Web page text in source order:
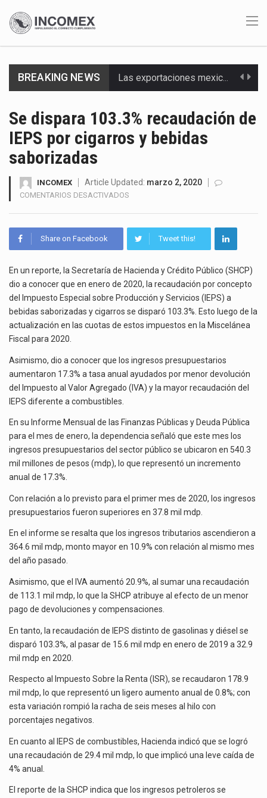
BREAKING NEWS Las exportaciones mexicanas de vehículos ligeros disminuyeron 9.67 % en julio a tasa anual, alcanzando…
Ante la suspensión temporal de las inspecciones sanitarias del Departamento de Agricultura de Estados Unidos…
Los créditos fiscales determinados a empresas IMMEX rara vez nacen de una interpretación equivocada de…
La inversión fija bruta en México registró un aumento de 1.1% interanual en mayo de…
El gobierno de Estados Unidos anunciará un arancel del 15 % sobre los productos fabricados…
El Departamento de Agricultura de Estados Unidos (USDA) suspendió el 5 de agosto de 2026…
Se dispara 103.3% recaudación de
IEPS por cigarros y bebidas
saborizadas
INCOMEX Article Updated: marzo 2, 2020
COMENTARIOS DESACTIVADOS
103.3%
RECAUDACIÓN
IEPS
POR
CIGARROS
BEBIDAS
SABORIZADAS
Share on Facebook Tweet this!
En un reporte, la Secretaría de Hacienda y Crédito Público (SHCP)
dio a conocer que en enero de 2020, la recaudación por concepto
del Impuesto Especial sobre Producción y Servicios (IEPS) a
bebidas saborizadas y cigarros se disparó 103.3%. Esto luego de la
actualización en las cuotas de estos impuestos en la Miscelánea
Fiscal para 2020.
Asimismo, dio a conocer que los ingresos presupuestarios
aumentaron 17.3% a tasa anual ayudados por menor devolución
del Impuesto al Valor Agregado (IVA) y la mayor recaudación del
IEPS diferente a combustibles.
En su Informe Mensual de las Finanzas Públicas y Deuda Pública
para el mes de enero, la dependencia señaló que este mes los
ingresos presupuestarios del sector público se ubicaron en 540.3
mil millones de pesos (mdp), lo que representó un incremento
anual de 17.3%.
Con relación a lo previsto para el primer mes de 2020, los ingresos
presupuestarios fueron superiores en 37.8 mil mdp.
En el informe se resalta que los ingresos tributarios ascendieron a
364.6 mil mdp, monto mayor en 10.9% con relación al mismo mes
del año pasado.
Asimismo, que el IVA aumentó 20.9%, al sumar una recaudación
de 113.1 mil mdp, lo que la SHCP atribuye al efecto de un menor
pago de devoluciones y compensaciones.
En tanto, la recaudación de IEPS distinto de gasolinas y diésel se
disparó 103.3%, al pasar de 15.6 mil mdp en enero de 2019 a 32.9
mil mdp en 2020.
Respecto al Impuesto Sobre la Renta (ISR), se recaudaron 178.9
mil mdp, lo que representó un ligero aumento anual de 0.8%; con
esta variación rompió la racha de seis meses al hilo con
porcentajes negativos.
En cuanto al IEPS de combustibles, Hacienda indicó que se logró
una recaudación de 29.4 mil mdp, lo que implicó una leve caída de
4% anual.
El reporte de la SHCP indica que los ingresos petroleros se